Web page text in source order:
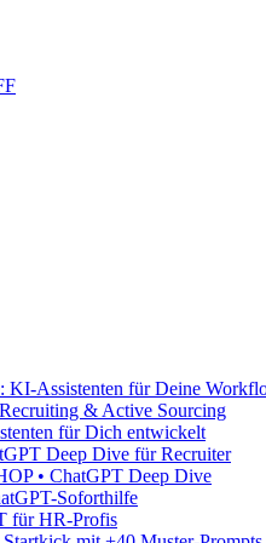
KI-Assistenten für Deine
& Active Sourcing
für Dich entwickelt
Deep Dive für Recruiter
• ChatGPT Deep Dive
Soforthilfe
für HR-Profis